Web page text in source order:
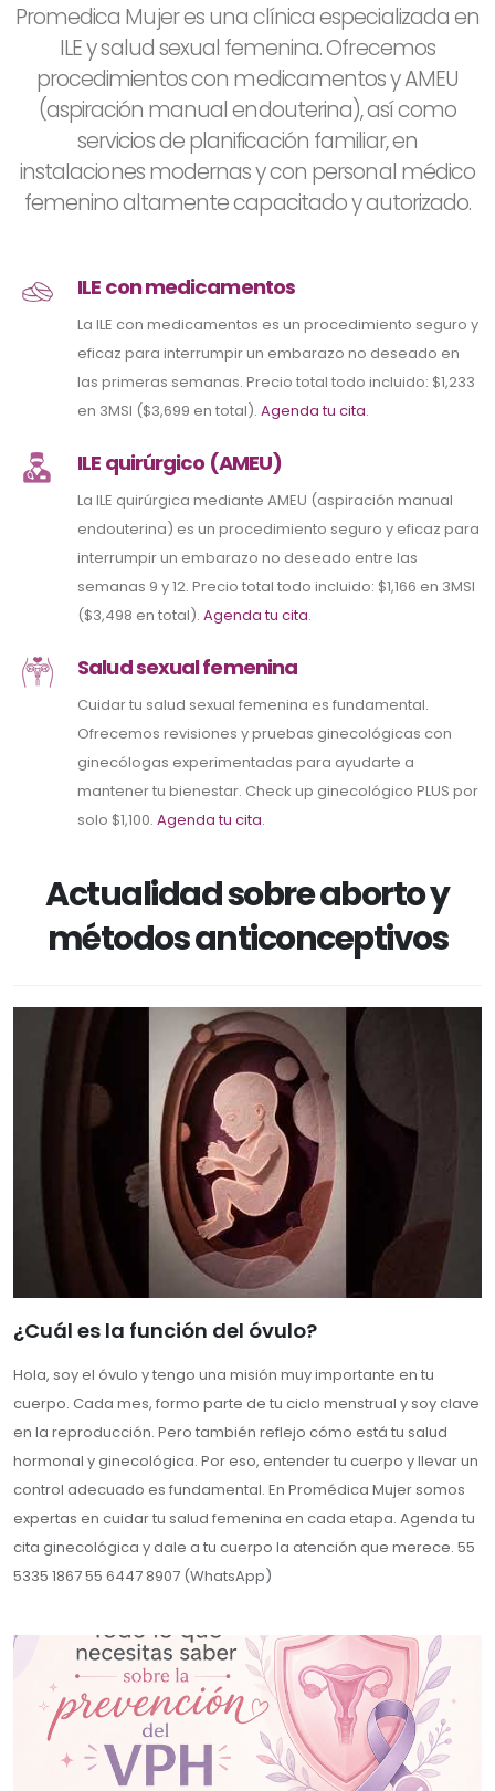
Promedica Mujer es una clínica especializada en
ILE y salud sexual femenina. Ofrecemos
procedimientos con medicamentos y AMEU
(aspiración manual endouterina), así como
servicios de planificación familiar, en
instalaciones modernas y con personal médico
femenino altamente capacitado y autorizado.
ILE con medicamentos
La ILE con medicamentos es un procedimiento seguro y
eficaz para interrumpir un embarazo no deseado en
las primeras semanas. Precio total todo incluido: $1,233
en 3MSI ($3,699 en total).Agenda tu cita.
ILE quirúrgico (AMEU)
La ILE quirúrgica mediante AMEU (aspiración manual
endouterina) es un procedimiento seguro y eficaz para
interrumpir un embarazo no deseado entre las
semanas 9 y 12. Precio total todo incluido: $1,166 en 3MSI
($3,498 en total).Agenda tu cita.
Salud sexual femenina
Cuidar tu salud sexual femenina es fundamental.
Ofrecemos revisiones y pruebas ginecológicas con
ginecólogas experimentadas para ayudarte a
mantener tu bienestar. Check up ginecológico PLUS por
solo $1,100.Agenda tu cita.
Actualidad sobre aborto y
métodos anticonceptivos
¿Cuál es la función del óvulo?
Hola, soy el óvulo y tengo una misión muy importante en tu
cuerpo. Cada mes, formo parte de tu ciclo menstrual y soy clave
en la reproducción. Pero también reflejo cómo está tu salud
hormonal y ginecológica. Por eso, entender tu cuerpo y llevar un
control adecuado es fundamental. En Promédica Mujer somos
expertas en cuidar tu salud femenina en cada etapa. Agenda tu
cita ginecológica y dale a tu cuerpo la atención que merece. 55
5335 1867 55 6447 8907 (WhatsApp)